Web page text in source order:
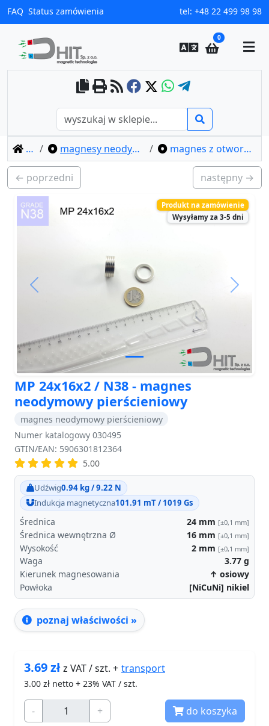
FAQ Status zamówienia tel: +48 22 499 98 98
0
home magnesy neodymowe pierścieniowe magnes z otworem mp 24x16x2 / n38
← poprzedni następny →
Produkt na zamówienie
Wysyłamy za 3-5 dni
Previous Next
MP 24x16x2 / N38 - magnes
neodymowy pierścieniowy
magnes neodymowy pierścieniowy
Numer katalogowy 030495
GTIN/EAN: 5906301812364
5.00
Udźwig0.94 kg / 9.22 N
Indukcja magnetyczna101.91 mT / 1019 Gs
Średnica 24 mm [±0,1 mm]
Średnica wewnętrzna Ø 16 mm [±0,1 mm]
Wysokość 2 mm [±0,1 mm]
Waga 3.77 g
Kierunek magnesowania
↑ osiowy
Powłoka
[NiCuNi] nikiel
poznaj właściwości »
3.69złz VAT / szt. + transport
3.00 zł netto + 23% VAT / szt.
- + do koszyka